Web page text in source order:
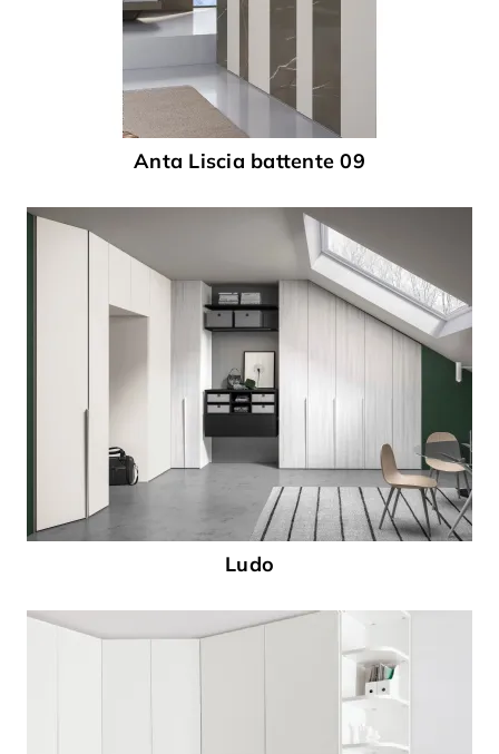
Anta Liscia battente 09
Ludo